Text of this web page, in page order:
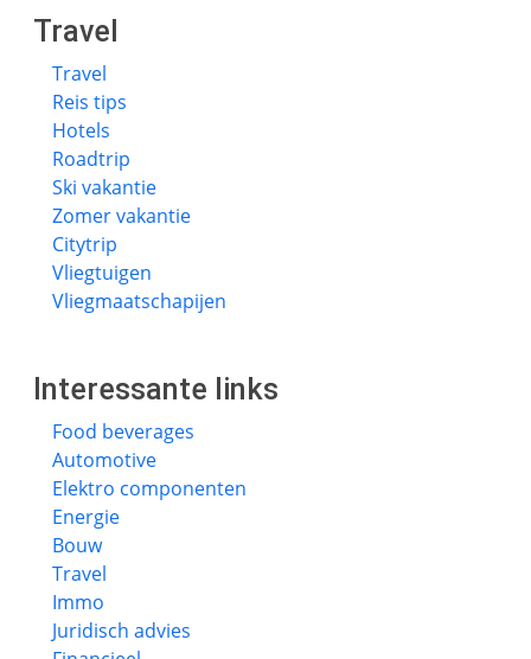
Travel
Travel
Reis tips
Hotels
Roadtrip
Ski vakantie
Zomer vakantie
Citytrip
Vliegtuigen
Vliegmaatschapijen
Interessante links
Food beverages
Automotive
Elektro componenten
Energie
Bouw
Travel
Immo
Juridisch advies